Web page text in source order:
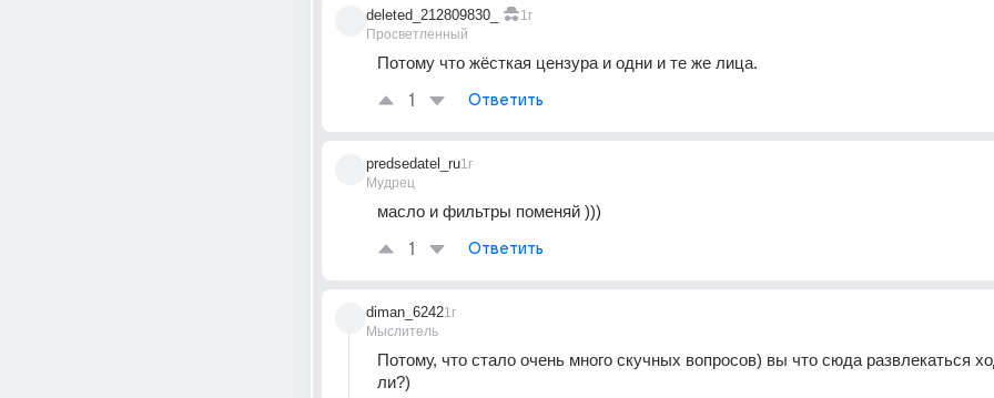
deleted_212809830_
Просветленный
1г
Потому что жёсткая цензура и одни и те же лица.
1 Ответить
predsedatel_ru
Мудрец
1г
масло и фильтры поменяй )))
1 Ответить
diman_6242
Мыслитель
1г
Потому, что стало очень много скучных вопросов) вы что сюда развлекаться
ли?)